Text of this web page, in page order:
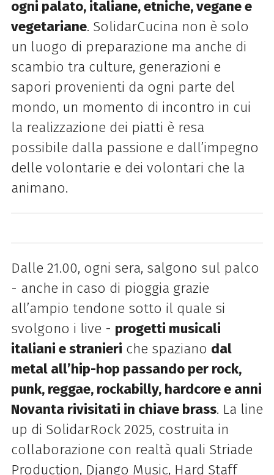
ogni palato, italiane, etniche, vegane e
vegetariane. SolidarCucina non è solo
un luogo di preparazione ma anche di
scambio tra culture, generazioni e
sapori provenienti da ogni parte del
mondo, un momento di incontro in cui
la realizzazione dei piatti è resa
possibile dalla passione e dall’impegno
delle volontarie e dei volontari che la
animano.
Dalle 21.00, ogni sera, salgono sul palco
- anche in caso di pioggia grazie
all’ampio tendone sotto il quale si
svolgono i live - progetti musicali
italiani e stranieri che spaziano dal
metal all’hip-hop passando per rock,
punk, reggae, rockabilly, hardcore e anni
Novanta rivisitati in chiave brass. La line
up di SolidarRock 2025, costruita in
collaborazione con realtà quali Striade
Production, Django Music, Hard Staff